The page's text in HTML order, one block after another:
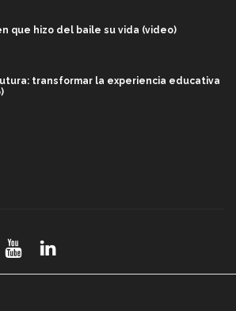
que hizo del baile su vida (video)
transformar la experiencia educativa